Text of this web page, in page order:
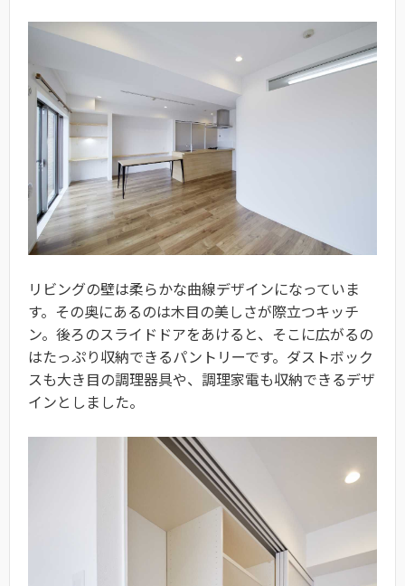
リビングの壁は柔らかな曲線デザインになっていま
す。その奥にあるのは木目の美しさが際立つキッチ
ン。後ろのスライドドアをあけると、そこに広がるの
はたっぷり収納できるパントリーです。ダストボック
スも大き目の調理器具や、調理家電も収納できるデザ
インとしました。